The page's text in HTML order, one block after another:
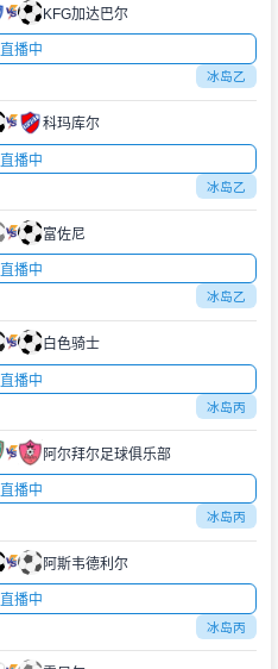
KFG加达巴尔
直播中
冰岛乙
科玛库尔
直播中
冰岛乙
富佐尼
直播中
冰岛乙
白色骑士
直播中
冰岛丙
阿尔拜尔足球俱乐部
直播中
冰岛丙
阿斯韦德利尔
直播中
冰岛丙